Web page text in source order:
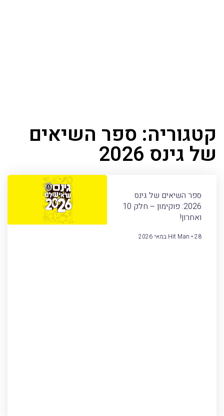
קטגוריה: ספר השיאים
של גינס 2026
ספר השיאים של גינס
2026: פוקימון – חלק 10
ואחרון!
Hit Man 28 במאי 2026